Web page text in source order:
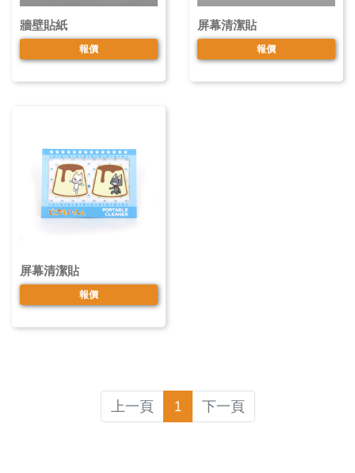
牆壁貼紙
報價
屏幕清潔貼
報價
屏幕清潔貼
報價
上一頁 1 下一頁